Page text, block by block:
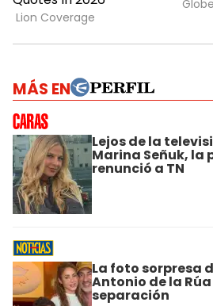
MÁS EN
Lejos de la
Marina Señuk, la
renunció a TN
La foto sorpresa
Antonio de la Rúa
separación